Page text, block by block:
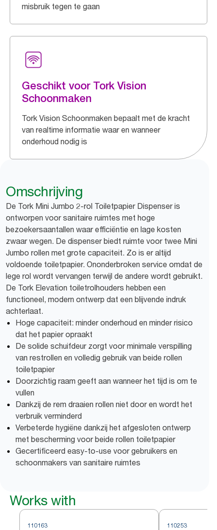
misbruik tegen te gaan
Geschikt voor Tork Vision
Schoonmaken
Tork Vision Schoonmaken bepaalt met de kracht
van realtime informatie waar en wanneer
onderhoud nodig is
Omschrijving
De Tork Mini Jumbo 2-rol Toiletpapier Dispenser is
ontworpen voor sanitaire ruimtes met hoge
bezoekersaantallen waar efficiëntie en lage kosten
zwaar wegen. De dispenser biedt ruimte voor twee Mini
Jumbo rollen met grote capaciteit. Zo is er altijd
voldoende toiletpapier. Ononderbroken service omdat de
lege rol wordt vervangen terwijl de andere wordt gebruikt.
De Tork Elevation toiletrolhouders hebben een
functioneel, modern ontwerp dat een blijvende indruk
achterlaat.
Hoge capaciteit: minder onderhoud en minder risico
dat het papier opraakt
De solide schuifdeur zorgt voor minimale verspilling
van restrollen en volledig gebruik van beide rollen
toiletpapier
Doorzichtig raam geeft aan wanneer het tijd is om te
vullen
Dankzij de rem draaien rollen niet door en wordt het
verbruik verminderd
Verbeterde hygiëne dankzij het afgesloten ontwerp
met bescherming voor beide rollen toiletpapier
Gecertificeerd easy-to-use voor gebruikers en
schoonmakers van sanitaire ruimtes
Works with
110163 110253